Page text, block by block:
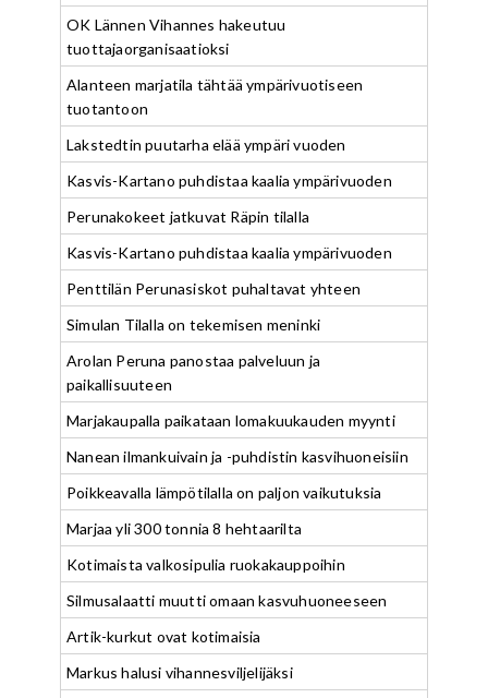
OK Lännen Vihannes hakeutuu
tuottajaorganisaatioksi
Alanteen marjatila tähtää ympärivuotiseen
tuotantoon
Lakstedtin puutarha elää ympäri vuoden
Kasvis-Kartano puhdistaa kaalia ympärivuoden
Perunakokeet jatkuvat Räpin tilalla
Kasvis-Kartano puhdistaa kaalia ympärivuoden
Penttilän Perunasiskot puhaltavat yhteen
Simulan Tilalla on tekemisen meninki
Arolan Peruna panostaa palveluun ja
paikallisuuteen
Marjakaupalla paikataan lomakuukauden myynti
Nanean ilmankuivain ja -puhdistin kasvihuoneisiin
Poikkeavalla lämpötilalla on paljon vaikutuksia
Marjaa yli 300 tonnia 8 hehtaarilta
Kotimaista valkosipulia ruokakauppoihin
Silmusalaatti muutti omaan kasvuhuoneeseen
Artik-kurkut ovat kotimaisia
Markus halusi vihannesviljelijäksi